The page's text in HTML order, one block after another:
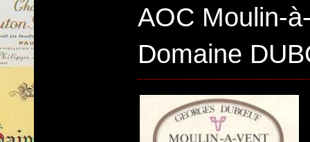
AOC Moulin-
Domaine